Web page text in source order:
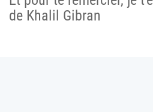
de Khalil Gibran